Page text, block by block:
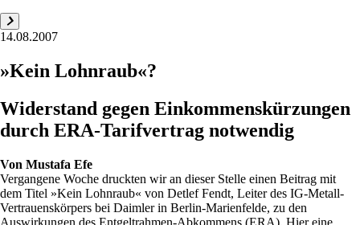
14.08.2007
»Kein Lohnraub«?
Widerstand gegen Einkommenskürzungen
durch ERA-Tarifvertrag notwendig
Von Mustafa Efe
Vergangene Woche druckten wir an dieser Stelle einen Beitrag mit
dem Titel »Kein Lohnraub« von Detlef Fendt, Leiter des IG-Metall-
Vertrauenskörpers bei Daimler in Berlin-Marienfelde, zu den
Auswirkungen des Entgeltrahmen-Abkommens (ERA). Hier eine